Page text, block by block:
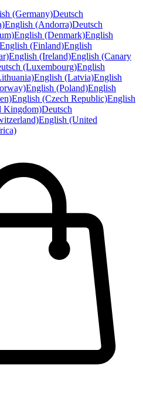
(Germany)Deutsch
English (Andorra)Deutsch
English (Denmark)English
English (Finland)English
English (Ireland)English (Canary
(Luxembourg)English
English (Latvia)English
English (Poland)English
English (Czech Republic)English
Kingdom)Deutsch
English (United